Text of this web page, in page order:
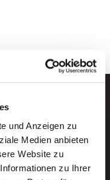
und Anzeigen zu
Medien anbieten
Website zu
zu Ihrer
E-Mail.
von AWO